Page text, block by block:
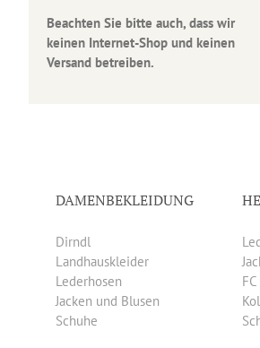
Beachten Sie bitte auch, dass wir
keinen Internet-Shop und keinen
Versand betreiben.
DAMENBEKLEIDUNG
Dirndl
Landhauskleider
Lederhosen
Jacken und Blusen
Schuhe